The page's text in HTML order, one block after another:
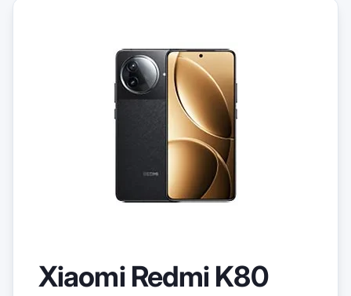
Xiaomi Redmi K80